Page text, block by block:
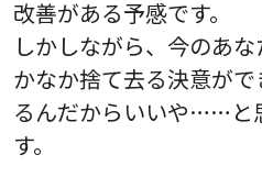
改善がある予感です。
しかしながら、今のあ
かなか捨て去る決意が
るんだからいいや……と
す。